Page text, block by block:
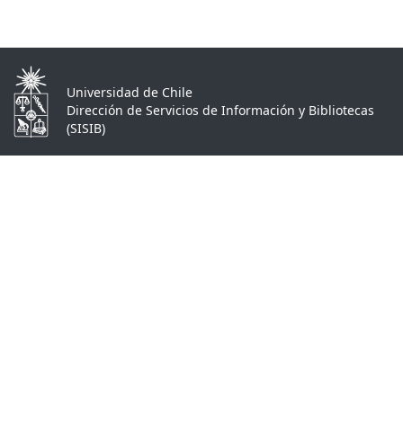
Universidad de Chile
Dirección de Servicios de Información y Bibliotecas
(SISIB)